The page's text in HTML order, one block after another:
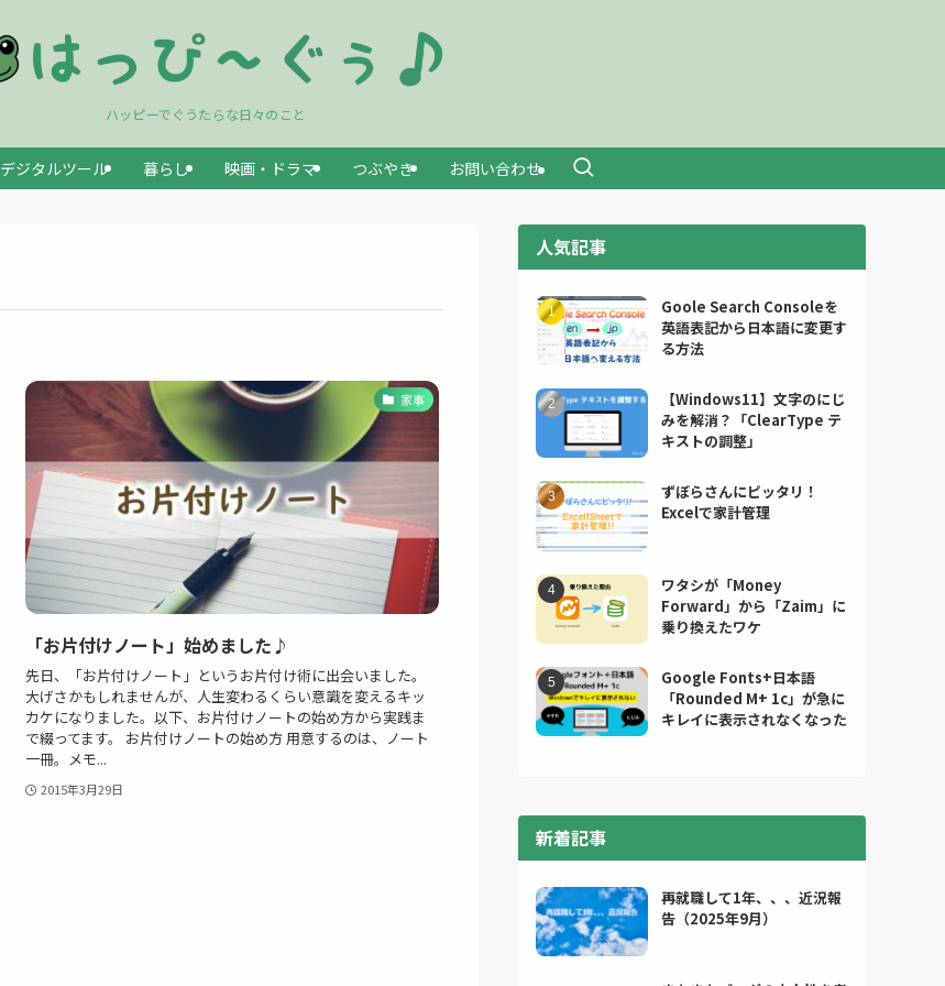
ハッピーでぐうたらな日々のこと
デジタルツール 暮らし 映画・ドラマ つぶやき お問い合わせ
家事
「お片付けノート」始めました♪
先日、「お片付けノート」というお片付け術に出会いました。
大げさかもしれませんが、人生変わるくらい意識を変えるキッ
カケになりました。以下、お片付けノートの始め方から実践ま
で綴ってます。 お片付けノートの始め方 用意するのは、ノート
一冊。メモ...
2015年3月29日
人気記事
Goole Search Consoleを
英語表記から日本語に変更す
る方法
【Windows11】文字のにじ
みを解消？「ClearType テ
キストの調整」
ずぼらさんにピッタリ！
Excelで家計管理
ワタシが「Money
Forward」から「Zaim」に
乗り換えたワケ
Google Fonts+日本語
「Rounded M+ 1c」が急に
キレイに表示されなくなった
新着記事
再就職して1年、、、近況報
告（2025年9月）